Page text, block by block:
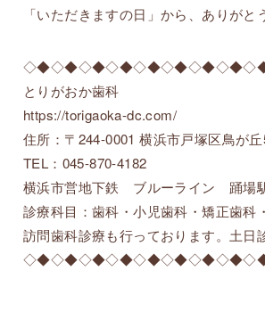
「いただきますの日」から、ありがと
とりがおか歯科
https://torigaoka-dc.com/
住所：〒244-0001 横浜市戸塚区鳥が
TEL：045-870-4182
横浜市営地下鉄 ブルーライン 踊場
診療科目：歯科・小児歯科・矯正歯科
訪問歯科診療も行っております。土日